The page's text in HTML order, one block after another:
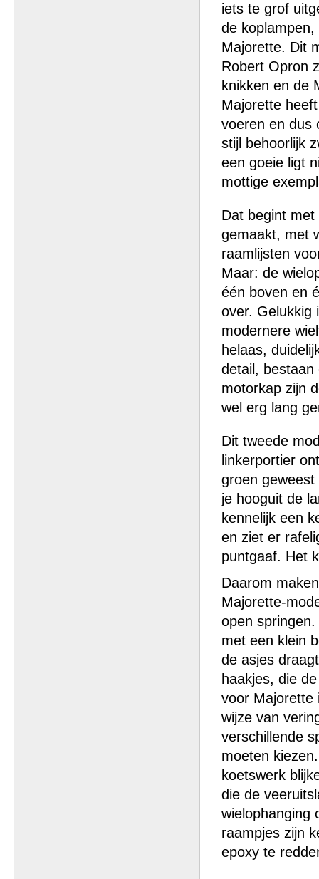
iets te grof
de
Majorette. Dit
Robert Opron
knikken en de
Majorette
voeren en dus
stijl behoorlijk
een goeie ligt
mottige
Dat begint
gemaakt, met
raamlijsten
Maar: de
één boven en
over. Gelukkig
modernere
helaas,
detail,
motorkap zijn
wel erg lang
Dit tweede
linkerportier
groen
je hooguit de
kennelijk een
en ziet er
puntgaaf. Het
Daarom
Majorette-
open
met een klein
de asjes
haakjes, die
voor Majorette
wijze van
verschillende
moeten
koetswerk
die de
wielophanging
raampjes zijn
epoxy te